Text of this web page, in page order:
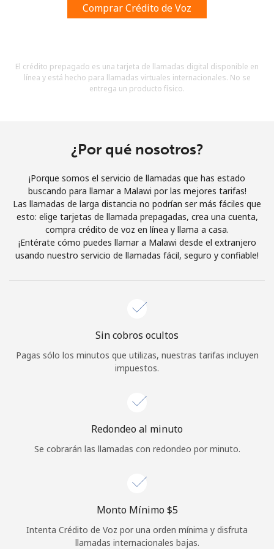
Un caracter especial
Al abrir una cuenta en este sitio web, estoy de acuerdo con
Términos y condiciones.
Únete
¡Hola!
Iniciar Sesión
Continuar con
Comprar Crédito de Voz
El crédito prepagado es una tarjeta de llamadas digital disponible en
línea y está hecho para llamadas virtuales internacionales. No se
entrega un producto físico.
¿Por qué nosotros?
¡Porque somos el servicio de llamadas que has estado
buscando para llamar a Malawi por las mejores tarifas!
Las llamadas de larga distancia no podrían ser más fáciles que
esto: elige tarjetas de llamada prepagadas, crea una cuenta,
compra crédito de voz en línea y llama a casa.
¡Entérate cómo puedes llamar a Malawi desde el extranjero
usando nuestro servicio de llamadas fácil, seguro y confiable!
Sin cobros ocultos
Pagas sólo los minutos que utilizas, nuestras tarifas incluyen
impuestos.
Redondeo al minuto
Se cobrarán las llamadas con redondeo por minuto.
Monto Mínimo ⁦$5⁩
Intenta Crédito de Voz por una orden mínima y disfruta
llamadas internacionales bajas.